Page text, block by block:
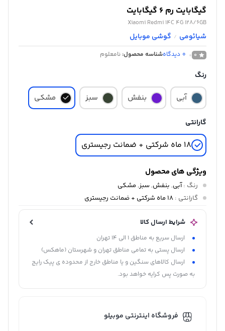
گیگابایت رم 6 گیگابایت
Xiaomi Redmi 14C 4G 128/6GB
شیائومی / گوشی موبایل
0
0 دیدگاهشناسه محصول: نامعلوم
رنگ
آبی بنفش سبز مشکی
گارانتی
18 ماه شرکتی + ضمانت رجیستری
ویژگی های محصول
رنگ :آبی, بنفش, سبز, مشکی
گارانتی : 18 ماه شرکتی + ضمانت رجیستری
شرایط ارسال کالا
ارسال سریع به مناطق 1 الی 14 تهران
ارسال پستی به تمامی مناطق تهران و شهرستان (ماهکس)
ارسال کالاهای سنگین و یا مناطق خارج از محدوده ی پیک رایج
به صورت پس کرایه خواهد بود.
فروشگاه اینترنتی موبیلو